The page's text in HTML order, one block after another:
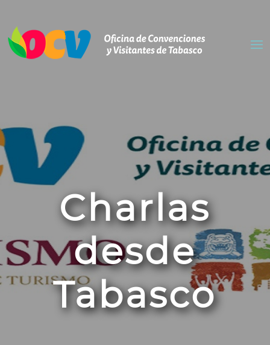
Charlas
desde
Tabasco